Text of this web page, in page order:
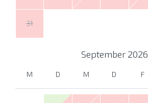
31
September 2026
M D M D F